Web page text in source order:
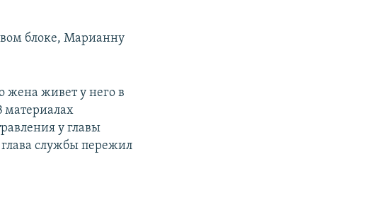
блоке, Марианну
жена живет у него в
материалах
у главы
службы пережил